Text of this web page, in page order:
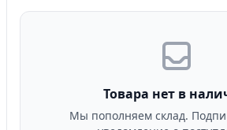
Товара нет в
Мы пополняем склад.